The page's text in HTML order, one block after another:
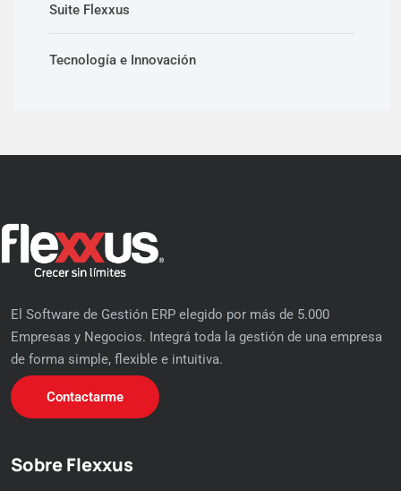
Suite Flexxus
Tecnología e Innovación
El Software de Gestión ERP elegido por más de 5.000
Empresas y Negocios. Integrá toda la gestión de una empresa
de forma simple, flexible e intuitiva.
Contactarme
Sobre Flexxus